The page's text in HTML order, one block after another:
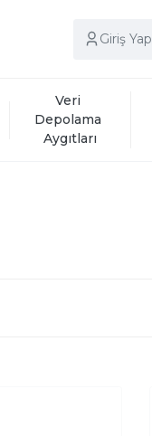
Giriş Yap
Veri
Depolama
Aygıtları